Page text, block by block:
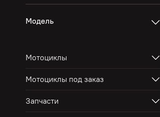
Модель
Мотоциклы
Мотоциклы под заказ
Запчасти